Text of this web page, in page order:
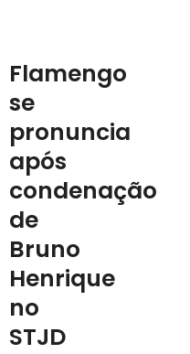
Flamengo
se
pronuncia
após
condenação
de
Bruno
Henrique
no
STJD